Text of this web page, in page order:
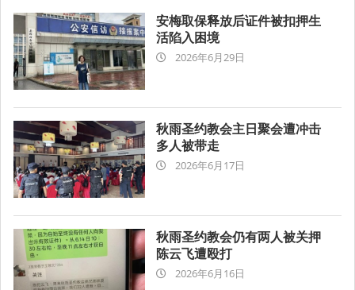
安梅取保释放后证件被扣押生
活陷入困境
2026-2026年6月29日
秋雨圣约教会主日聚会遭冲击
多人被带走
2026-2026年6月17日
秋雨圣约教会仍有两人被关押
陈云飞遭殴打
2026-2026年6月16日